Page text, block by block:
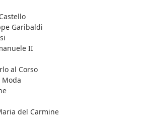
Garibaldi
II
al Corso
del Carmine